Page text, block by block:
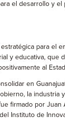
el desarrollo y el
estratégica para el
y educativa, que
al
en
la industria
firmado por Juan
Instituto de